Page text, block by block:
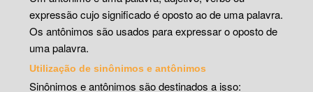
expressão cujo significado é oposto ao de uma palavra.
Os antônimos são usados para expressar o oposto de
uma palavra.
Utilização de sinônimos e antônimos
Sinônimos e antônimos são destinados a isso: